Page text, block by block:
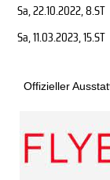
Sa, 22.10.2022, 8.ST
Sa, 11.03.2023, 15.ST
Offizieller